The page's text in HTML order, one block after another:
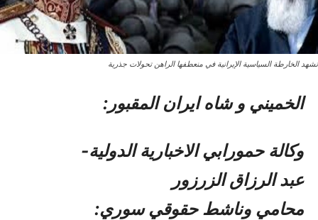
تشهد الخارطة السياسية الإيرانية في منعطفها الراهن تحولات جذرية
الخمیني و شاه ایران المقبور:
وكالة حمورابي الاخبارية الدولية-
عبد الرزاق الزرزور
محامي وناشط حقوقي سوري: